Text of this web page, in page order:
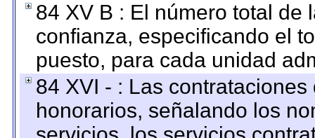
84 XV B : El número total de
confianza, especificando el
puesto, para cada unidad
84 XVI - : Las
honorarios, señalando los